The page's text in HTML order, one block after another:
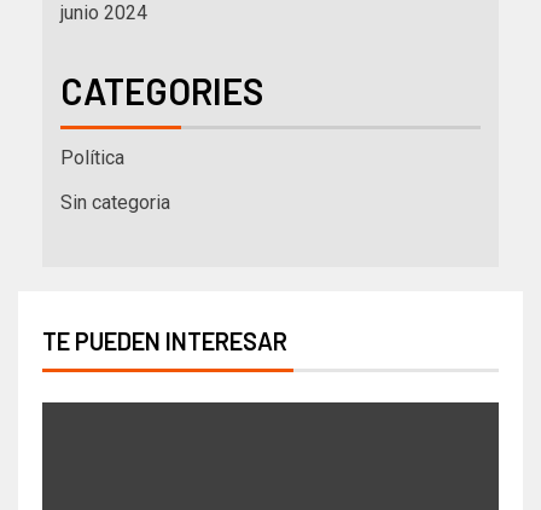
junio 2024
CATEGORIES
Política
Sin categoria
TE PUEDEN INTERESAR